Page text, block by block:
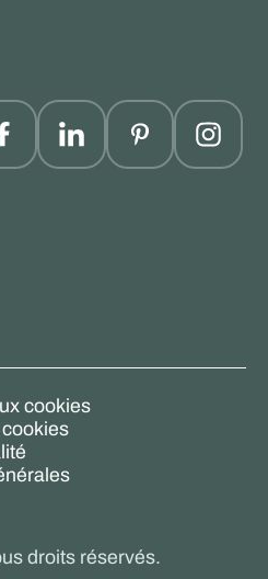
cookies
droits réservés.